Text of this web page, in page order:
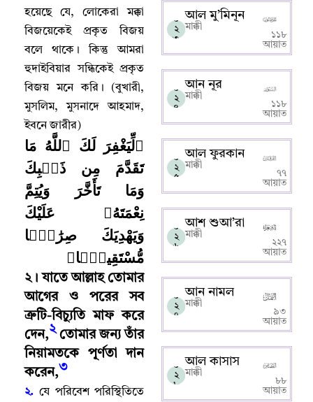
হয়েছে যে,লোকেরা মক্কা
বিজয়েকেই প্রকৃত বিজয়
বলে থাকে । কিন্তু আমরা
হুদাইবিয়ার সন্ধিকেই প্রকৃত
বিজয় মনে করি। (বুখারী,
মুসলিম,মুসনাদে আহমাদ,
ইবনে জারীর)
﴿لِّيَغْفِرَ لَكَ ٱللَّهُ مَا
تَقَدَّمَ مِن ذَنۢبِكَ
وَمَا تَأَخَّرَ وَيُتِمَّ
نِعْمَتَهُۥ عَلَيْكَ
وَيَهْدِيَكَ صِرَٰطًۭا
مُّسْتَقِيمًۭا﴾
২। যাতে আল্লাহ‌ তোমার
আগের ও পরের সব
ত্রুটি-বিচ্যুতি মাফ করে
দেন,২ তোমার জন্য তাঁর
নিয়ামতকে পূর্ণতা দান
করেন,৩
২. যে পরিবেশ পরিস্থিতিতে
০
২
৩
আল মু’মিনূন
মাক্কী
১১৮
আয়াত
০
২
৪
আন নূর
মাক্কী
১১৮
আয়াত
০
২
৫
আল ফুরকান
মাক্কী
৭৭
আয়াত
০
২
৬
আশ শুআ’রা
মাক্কী
২২৭
আয়াত
০
২
৭
আন নামল
মাক্কী
৯৩
আয়াত
০
২
৮
আল কাসাস
মাক্কী
৮৮
আয়াত